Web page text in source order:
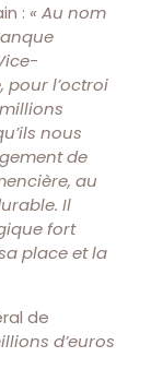
: « Au nom
pour l’octroi
nous
de
au
Il
fort
place et la
de
d’euros